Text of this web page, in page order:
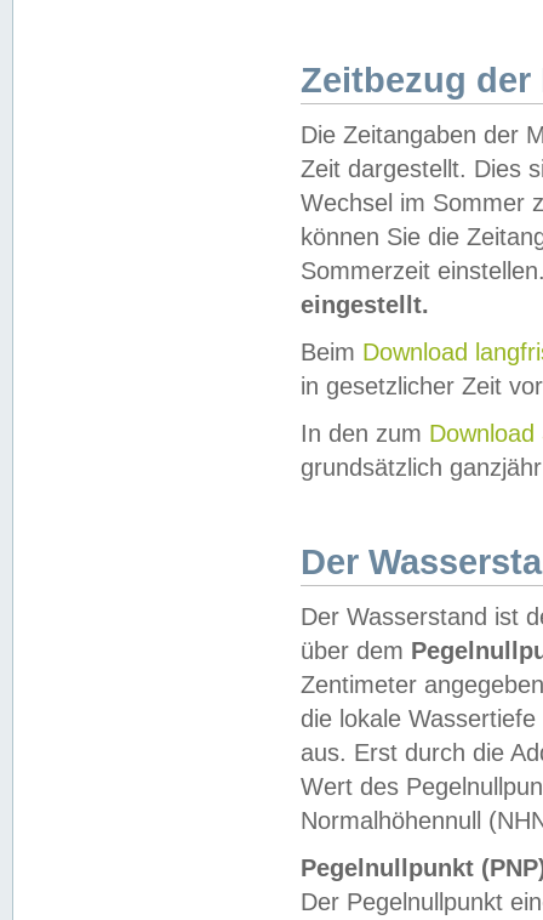
Zeitbezug der
Die Zeitangaben der
Zeit dargestellt. Dies
Wechsel im Sommer
können Sie die
Sommerzeit
eingestellt.
Beim Download
in gesetzlicher Zeit
In den zum Download
grundsätzlich
Der
Der Wasserstand ist
über dem
Zentimeter
die lokale
aus. Erst durch die
Wert des
Normalhöhennull
Pegelnullpunkt
Der Pegelnullpunkt